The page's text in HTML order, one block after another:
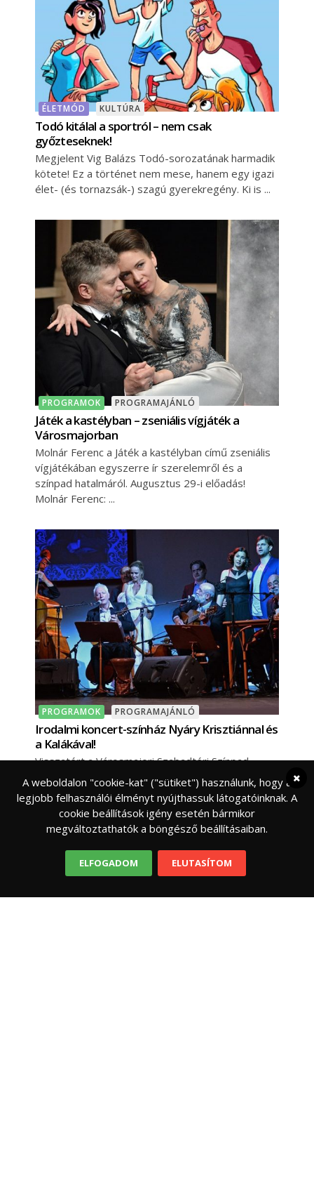
ÉLETMÓD KULTÚRA
Todó kitálal a sportról – nem csak
győzteseknek!
Megjelent Vig Balázs Todó-sorozatának harmadik
kötete! Ez a történet nem mese, hanem egy igazi
élet- (és tornazsák-) szagú gyerekregény. Ki is
PROGRAMOK PROGRAMAJÁNLÓ
Játék a kastélyban – zseniális vígjáték a
Városmajorban
Molnár Ferenc a Játék a kastélyban című zseniális
vígjátékában egyszerre ír szerelemről és a
színpad hatalmáról. Augusztus 29-i előadás!
Molnár Ferenc:
PROGRAMOK PROGRAMAJÁNLÓ
Irodalmi koncert-színház Nyáry Krisztiánnal és
a Kalákával!
Visszatért a Városmajori Szabadtéri Színpad
eddigi egyik legsikeresebb bemutatója, az Így
szerettek ők, melyben kiváló színművészek és a
Kaláka népszerű
A weboldalon "cookie-kat" ("sütiket") használunk, hogy a
legjobb felhasználói élményt nyújthassuk látogatóinknak. A
cookie beállítások igény esetén bármikor
megváltoztathatók a böngésző beállításaiban.
ELFOGADOM ELUTASÍTOM